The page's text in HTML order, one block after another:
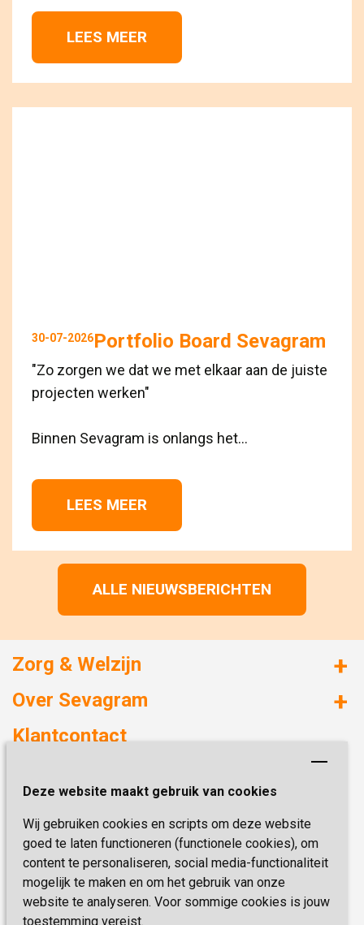
Deze website maakt gebruik van cookies
Wij gebruiken cookies en scripts om deze website
goed te laten functioneren (functionele cookies), om
content te personaliseren, social media-functionaliteit
mogelijk te maken en om het gebruik van onze
website te analyseren. Voor sommige cookies is jouw
toestemming vereist.
LEES MEER
30-07-2026Portfolio Board Sevagram
"Zo zorgen we dat we met elkaar aan de juiste
projecten werken"
Binnen Sevagram is onlangs het...
LEES MEER
ALLE NIEUWSBERICHTEN
Zorg & Welzijn
Huizen met zorg
Onze specialiteiten
Over Sevagram
Duurzaamheid
Kwaliteit & Klantbeleving
Missie & Visie
Vastgoed
Innovatie
Klantcontact
6419 PB Heerlen
Telefoon:0900 777 4 777
E-mail:zorgbemiddeling@sevagram.nl
Schrijf je nu in!